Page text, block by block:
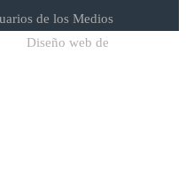
de los Medios
Diseño web de